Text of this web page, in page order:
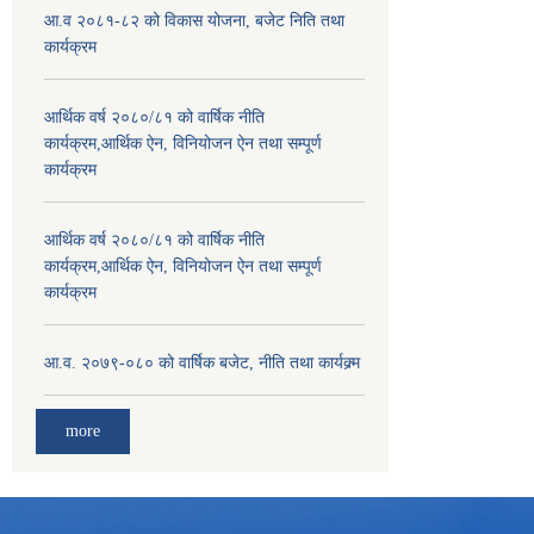
आ.व २०८१-८२ को विकास योजना, बजेट निति तथा
कार्यक्रम
आर्थिक वर्ष २०८०/८१ को वार्षिक नीति
कार्यक्रम,आर्थिक ऐन, विनियोजन ऐन तथा सम्पूर्ण
कार्यक्रम
आर्थिक वर्ष २०८०/८१ को वार्षिक नीति
कार्यक्रम,आर्थिक ऐन, विनियोजन ऐन तथा सम्पूर्ण
कार्यक्रम
आ.व. २०७९-०८० को वार्षिक बजेट, नीति तथा कार्यक्र्म
more